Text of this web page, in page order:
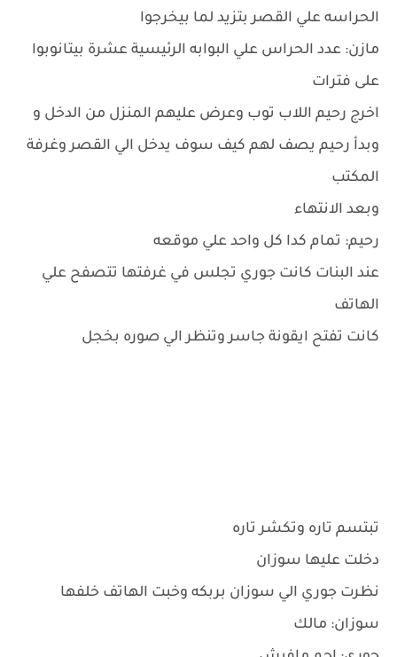
الحراسه علي القصر بتزيد لما بيخرجوا
مازن: عدد الحراس علي البوابه الرئيسية عشرة بيتانوبوا
على فترات
اخرج رحيم اللاب توب وعرض عليهم المنزل من الدخل و
وبدأ رحيم يصف لهم كيف سوف يدخل الي القصر وغرفة
المكتب
وبعد الانتهاء
رحيم: تمام كدا كل واحد علي موقعه
عند البنات كانت جوري تجلس في غرفتها تتصفح علي
الهاتف
كانت تفتح ايقونة جاسر وتنظر الي صوره بخجل
تبتسم تاره وتكشر تاره
دخلت عليها سوزان
نظرت جوري الي سوزان بربكه وخبت الهاتف خلفها
سوزان: مالك